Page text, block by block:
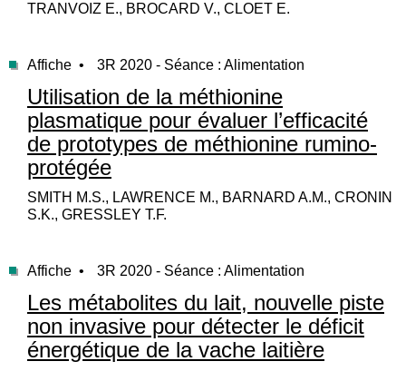
TRANVOIZ E., BROCARD V., CLOET E.
Affiche • 3R 2020 - Séance : Alimentation
Utilisation de la méthionine
plasmatique pour évaluer l’efficacité
de prototypes de méthionine rumino-
protégée
SMITH M.S., LAWRENCE M., BARNARD A.M., CRONIN
S.K., GRESSLEY T.F.
Affiche • 3R 2020 - Séance : Alimentation
Les métabolites du lait, nouvelle piste
non invasive pour détecter le déficit
énergétique de la vache laitière